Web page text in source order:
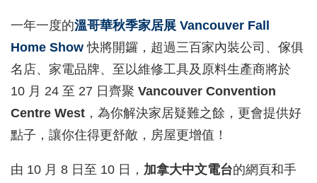
一年一度的溫哥華秋季家居展 Vancouver Fall
Home Show 快將開鑼，超過三百家內裝公司、傢俱
名店、家電品牌、至以維修工具及原料生產商將於
10 月 24 至 27 日齊聚 Vancouver Convention
Centre West ，為你解決家居疑難之餘，更會提供好
點子，讓你住得更舒敵，房屋更增值！
由 10 月 8 日至 10 日， 加拿大中文電台的網頁和手